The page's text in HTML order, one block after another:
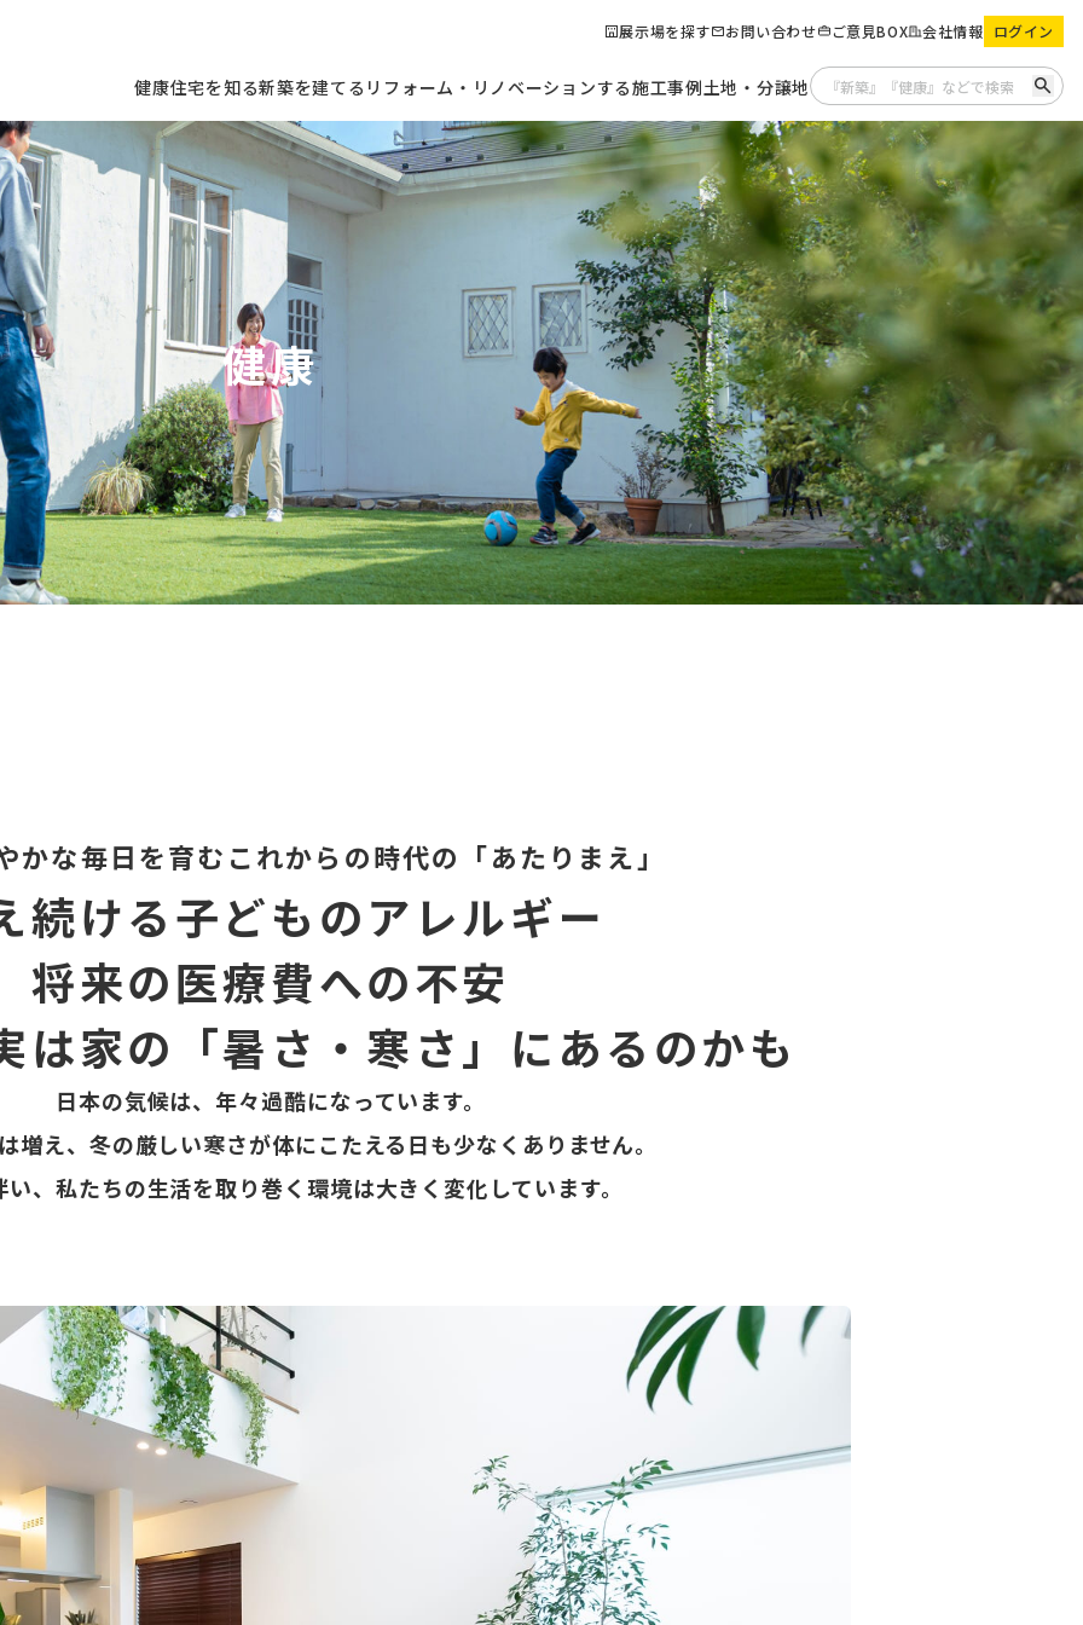
展示場を探す お問い合わせ ご意見BOX 会社情報 ログイン
健康住宅を知る新築を建てる リフォーム・リノベーションする施工事例土地・分譲地
健康
かな毎日を育む これからの時代の「あたりまえ」
続ける子どものアレルギー
将来の医療費への不安
は家の「暑さ・寒さ」にあるのかも
日本の気候は、年々過酷になっています。
増え、冬の厳しい寒さが体にこたえる日も少なくありません。
い、私たちの生活を取り巻く環境は大きく変化しています。